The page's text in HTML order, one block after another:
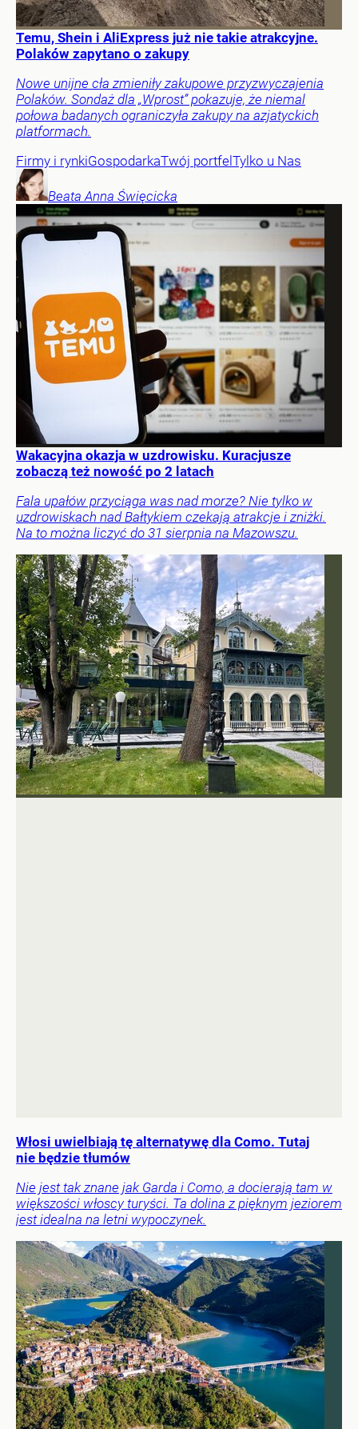
Temu, Shein i AliExpress już nie takie atrakcyjne.
Polaków zapytano o zakupy
Nowe unijne cła zmieniły zakupowe przyzwyczajenia
Polaków. Sondaż dla „Wprost” pokazuje, że niemal
połowa badanych ograniczyła zakupy na azjatyckich
platformach.
Firmy i rynkiGospodarkaTwój portfel Tylko u Nas
Beata Anna Święcicka
Wakacyjna okazja w uzdrowisku. Kuracjusze
zobaczą też nowość po 2 latach
Fala upałów przyciąga was nad morze? Nie tylko w
uzdrowiskach nad Bałtykiem czekają atrakcje i zniżki.
Na to można liczyć do 31 sierpnia na Mazowszu.
Włosi uwielbiają tę alternatywę dla Como. Tutaj
nie będzie tłumów
Nie jest tak znane jak Garda i Como, a docierają tam w
większości włoscy turyści. Ta dolina z pięknym jeziorem
jest idealna na letni wypoczynek.